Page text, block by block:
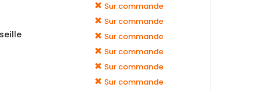
Sur commande
Sur commande
Sur commande
Sur commande
Sur commande
Sur commande